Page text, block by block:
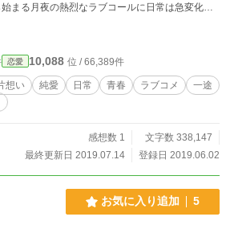
まる月夜の熱烈なラブコールに日常は急変化す
して空回り気味でポンコツを露呈する月夜に苦笑
柔和で優しい笑顔に太陽はどんどん魅せられて
不慣れな2人が互いに最も大切な人になるまでの
ノベルアップ＋で掲載中。
恋愛 10,088 位 / 66,389件
想い 純愛 日常 青春 ラブコメ
一途
感想数 1
文字数 338,147
最終更新日 2019.07.14
登録日 2019.06.02
お気に入り追加 5